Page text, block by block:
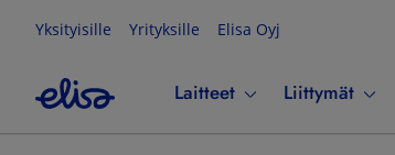
Yksityisille Yrityksille Elisa Oyj
Laitteet Liittymät